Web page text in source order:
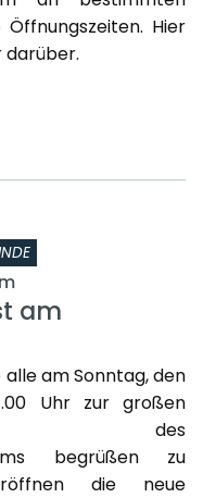
Hier
darüber.
am
alle am Sonntag, den
Uhr zur großen
des
begrüßen zu
die neue